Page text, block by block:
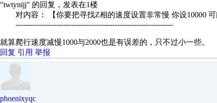
"twtynijj" 的回复，发表在1楼
对内容： 【你要把寻找Z相的速度设置非常慢 你设10000 可
-----------------------------------------------------------------
就算爬行速度减慢1000与2000也是有误差的，只不过小一些。
回复 引用 举报
phoenixyqc